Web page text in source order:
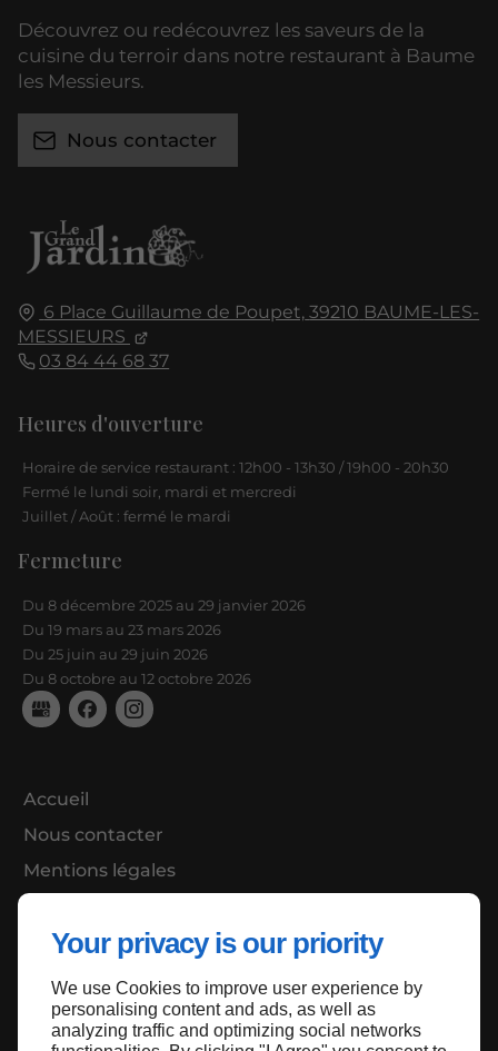
Your privacy is our priority
We use Cookies to improve user experience by
personalising content and ads, as well as
analyzing traffic and optimizing social networks
6 Place Guillaume de Poupet, 39210 BAUME-LES-
MESSIEURS
03 84 44 68 37
Heures d'ouverture
Horaire de service restaurant : 12h00 - 13h30 / 19h00 - 20h30
Fermé le lundi soir, mardi et mercredi
Juillet / Août : fermé le mardi
Fermeture
Du 8 décembre 2025 au 29 janvier 2026
Du 19 mars au 23 mars 2026
Du 25 juin au 29 juin 2026
Du 8 octobre au 12 octobre 2026
Accueil
Nous contacter
Mentions légales
Découvrez ou redécouvrez les saveurs de la
cuisine du terroir dans notre restaurant à Baume
les Messieurs.
Nous contacter
Haut de page